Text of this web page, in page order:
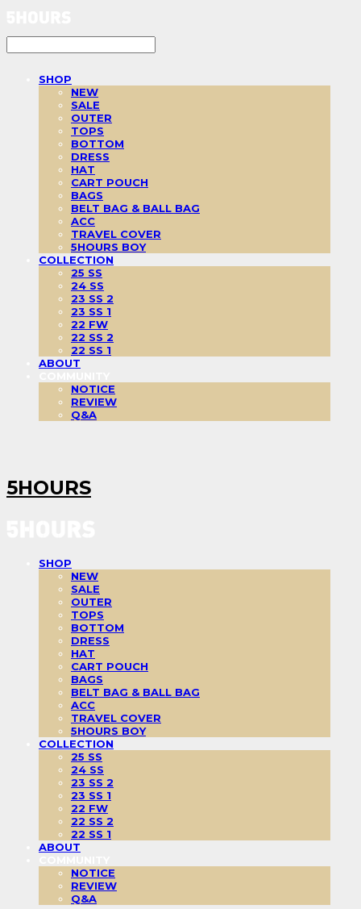
SHOP
NEW
SALE
OUTER
TOPS
BOTTOM
DRESS
HAT
CART POUCH
BAGS
BELT BAG & BALL BAG
ACC
TRAVEL COVER
5HOURS BOY
COLLECTION
25 SS
24 SS
23 SS 2
23 SS 1
22 FW
22 SS 2
22 SS 1
ABOUT
NOTICE
REVIEW
Q&A
5HOURS
SHOP
NEW
SALE
OUTER
TOPS
BOTTOM
DRESS
HAT
CART POUCH
BAGS
BELT BAG & BALL BAG
ACC
TRAVEL COVER
5HOURS BOY
COLLECTION
25 SS
24 SS
23 SS 2
23 SS 1
22 FW
22 SS 2
22 SS 1
ABOUT
NOTICE
REVIEW
Q&A